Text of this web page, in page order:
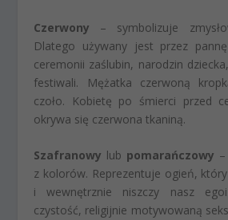
Czerwony – symbolizuje
Dlatego używany jest przez
ceremonii zaślubin, narodzin
festiwali. Mężatka czerwoną
czoło. Kobietę po śmierci przed
okrywa się czerwona tkaniną.
Szafranowy lub pomarańczowy
z kolorów. Reprezentuje ogień,
i wewnętrznie niszczy nasz
czystość, religijnie motywowaną